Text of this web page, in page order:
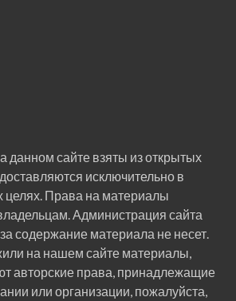
данном сайте взяты из открытых
исключительно в
целях. Права на материалы
Администрация сайта
содержание материала не несет.
на нашем сайте материалы,
авторские права, принадлежащие
или организации, пожалуйста,